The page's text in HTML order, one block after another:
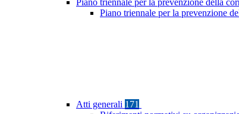
Piano triennale per la prevenzione della
Piano triennale per la prevenzione
Atti generali 171